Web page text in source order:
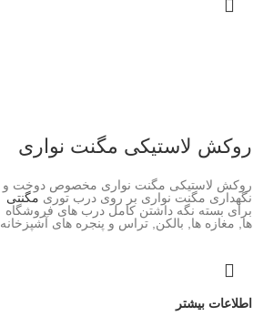
روکش لاستیکی مگنت نواری
روکش لاستیکی مگنت نواری مخصوص دوخت و
نگهداری مگنت نواری بر روی درب توری مگنتی
برای بسته نگه داشتن کامل درب های فروشگاه
ها, مغازه ها, بالکن, تراس و پنجره های آشپزخانه
اطلاعات بیشتر